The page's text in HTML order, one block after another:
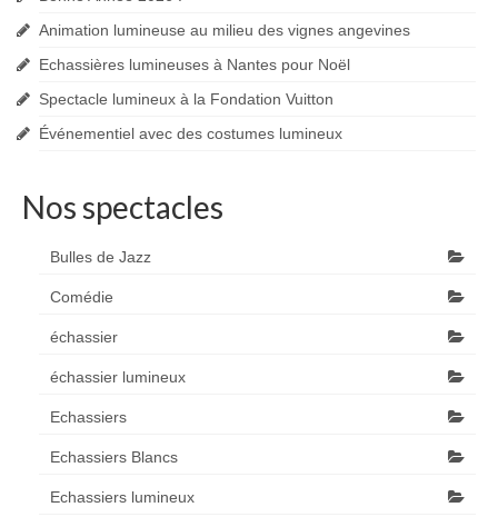
Animation lumineuse au milieu des vignes angevines
Echassières lumineuses à Nantes pour Noël
Spectacle lumineux à la Fondation Vuitton
Événementiel avec des costumes lumineux
Nos spectacles
Bulles de Jazz
Comédie
échassier
échassier lumineux
Echassiers
Echassiers Blancs
Echassiers lumineux